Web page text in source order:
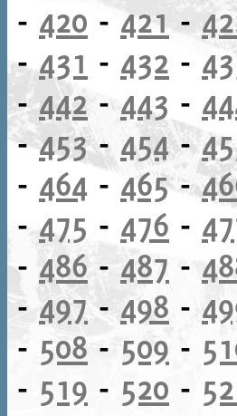
- 420 -421-
-431 - 432 -
-442-443 -
-453- 454-
- 464 - 465-
-475 - 476 -
- 486 -487 -
-497-498 -
- 508 - 509 -
- 519 - 520 -